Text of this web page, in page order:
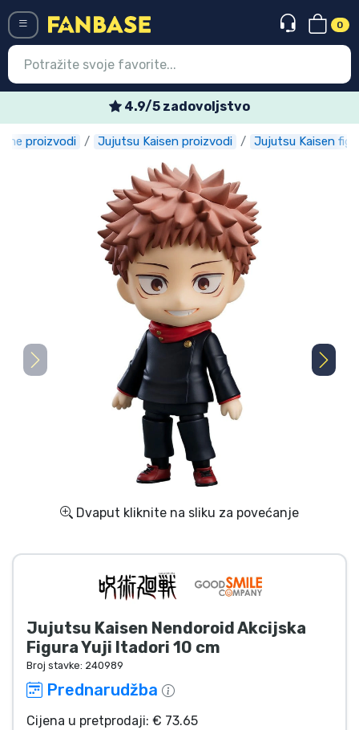
0
4.9/5 zadovoljstvo
proizvodi Jujutsu Kaisen proizvodi Jujutsu Kaisen
Dvaput kliknite na sliku za povećanje
Jujutsu Kaisen Nendoroid Akcijska
Figura Yuji Itadori 10 cm
Broj stavke: 240989
Prednarudžba
Cijena u pretprodaji: € 73.65
Ulazak Registracija
Najnovije proizvodi
Ekspresna dostava
Prednarudžbe
Outlet proizvodi
Dostava i plaćanje
TV serija proizvodi
Crtani proizvodi
Anime proizvodi
Gamer proizvodi
Sportski proizvodi
Glazbeni proizvodi